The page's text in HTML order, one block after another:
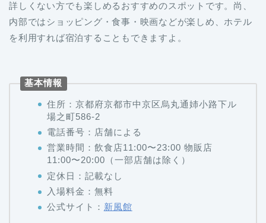
詳しくない方でも楽しめるおすすめのスポットです。尚、
内部ではショッピング・食事・映画などが楽しめ、ホテル
を利用すれば宿泊することもできますよ。
基本情報
住所：京都府京都市中京区烏丸通姉小路下ル
場之町586-2
電話番号：店舗による
営業時間：飲食店11:00〜23:00 物販店
11:00〜20:00（一部店舗は除く）
定休日：記載なし
入場料金：無料
公式サイト： 新風館